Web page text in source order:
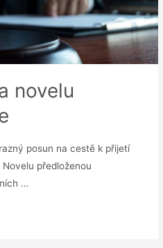
novelu
posun na cestě k přijetí
předloženou
…